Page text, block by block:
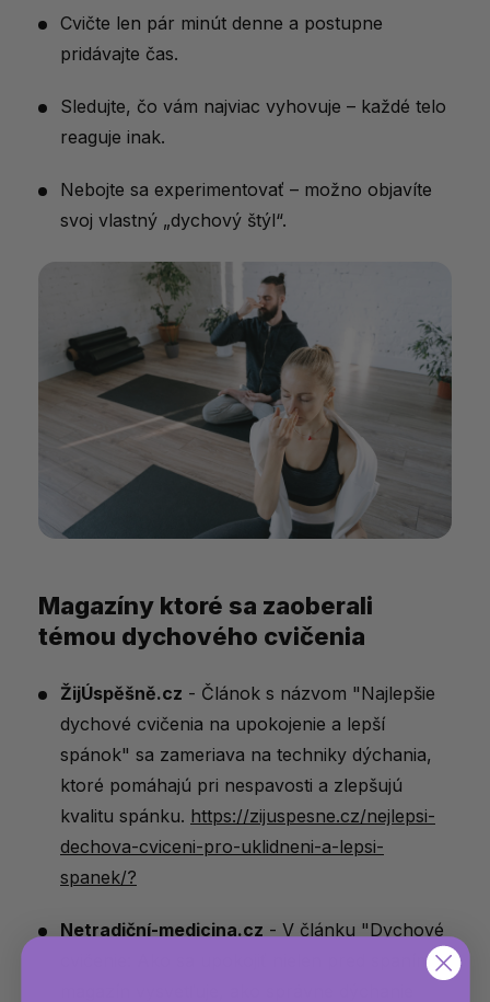
Cvičte len pár minút denne a postupne
pridávajte čas.
Sledujte, čo vám najviac vyhovuje – každé telo
reaguje inak.
Nebojte sa experimentovať – možno objavíte
svoj vlastný „dychový štýl“.
Magazíny ktoré sa zaoberali
témou dychového cvičenia
ŽijÚspěšně.cz - Článok s názvom "Najlepšie
dychové cvičenia na upokojenie a lepší
spánok" sa zameriava na techniky dýchania,
ktoré pomáhajú pri nespavosti a zlepšujú
kvalitu spánku. https://zijuspesne.cz/nejlepsi-
dechova-cviceni-pro-uklidneni-a-lepsi-
spanek/?
Netradiční-medicina.cz - V článku "Dychové
cvičenie: Ako sa upokojiť nielen pred spaním"